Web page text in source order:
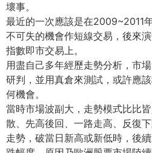
壞事。
最近的一次應該是在2009~2011
不可失的機會作短線交易，後來
指數即市交易上。
用盡自己多年經歷走勢分析，市
研判，並用真倉來測試，或許應
何機會。
當時市場波副大，走勢模式比比
散、先高後回、一路走高、反復
走勢，破當日新高或新低時，後